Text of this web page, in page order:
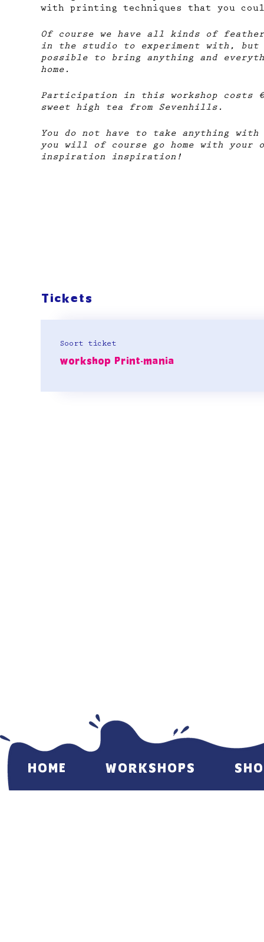
with printing techniques that you
Of course we have all kinds of
in the studio to experiment with,
possible to bring anything and
home.
Participation in this workshop costs
sweet high tea from Sevenhills.
You do not have to take anything
you will of course go home with your
inspiration inspiration!
Tickets
Soort ticket
workshop Print-mania
HOME WORKSHOPS